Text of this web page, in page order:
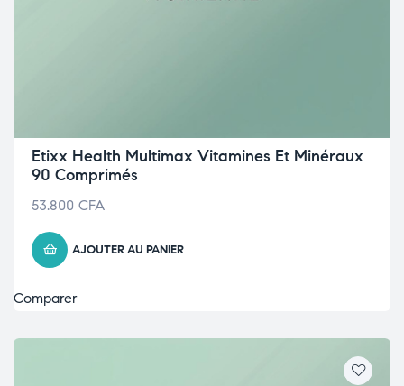
Etixx Health Multimax Vitamines Et Minéraux
90 Comprimés
53.800 CFA
AJOUTER AU PANIER
Comparer